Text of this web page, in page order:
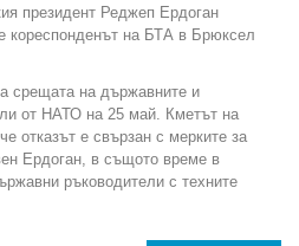
президент Реджеп Ердоган
кореспонденът на БТА в Брюксел
срещата на държавните и
от НАТО на 25 май. Кметът на
отказът е свързан с мерките за
Ердоган, в същото време в
ръководители с техните